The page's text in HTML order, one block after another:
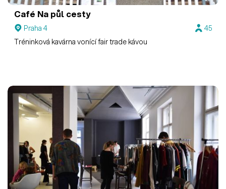
Café Na půl cesty
Praha 4
45
Tréninková kavárna vonící fair trade kávou